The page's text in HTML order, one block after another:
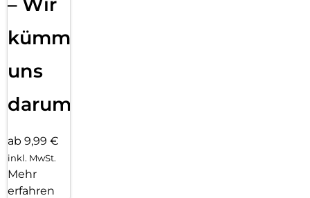
– Wir
kümmern
uns
darum!
ab 9,99 €
inkl. MwSt.
Mehr
erfahren